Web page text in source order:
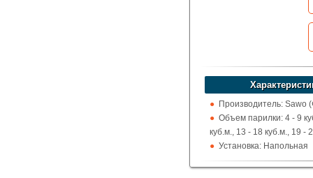
Производитель: Sawo
Объем парилки: 4 - 9
куб.м., 13 - 18 куб.м., 19 -
Установка: Напольная
Пульт управления: